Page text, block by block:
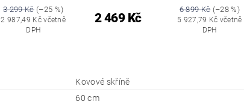
3 299 Kč(–25 %)
2 987,49 Kč včetně
DPH
2 469 Kč
6 899 Kč(–28 %)
5 927,79 Kč včetně
DPH
Kovové skříně
60 cm